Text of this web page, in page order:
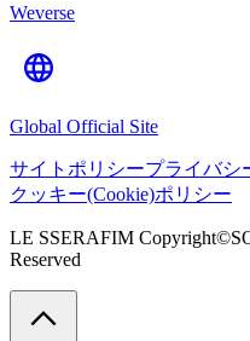
Weverse
Global Official Site
サイトポリシープライバシ
クッキー(Cookie)ポリシー
LE SSERAFIM
Reserved